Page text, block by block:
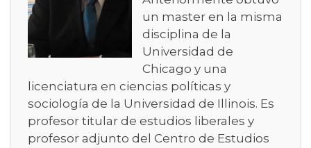
un master en la misma
disciplina de la
Universidad de
Chicago y una
licenciatura en ciencias políticas y
sociología de la Universidad de Illinois. Es
profesor titular de estudios liberales y
profesor adjunto del Centro de Estudios